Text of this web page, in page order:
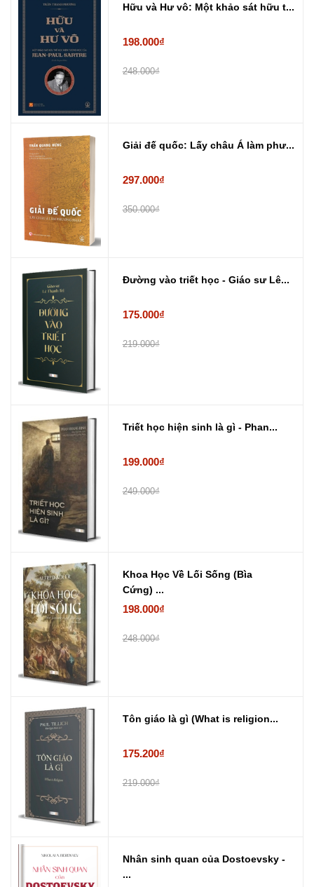
Hữu và Hư vô: Một khảo sát hữu t...
198.000₫
248.000₫
Giải đế quốc: Lấy châu Á làm phư...
297.000₫
350.000₫
Đường vào triết học - Giáo sư Lê...
175.000₫
219.000₫
Triết học hiện sinh là gì - Phan...
199.000₫
249.000₫
Khoa Học Về Lối Sống (Bìa
Cứng) ...
198.000₫
248.000₫
Tôn giáo là gì (What is religion...
175.200₫
219.000₫
Nhân sinh quan của Dostoevsky -
...